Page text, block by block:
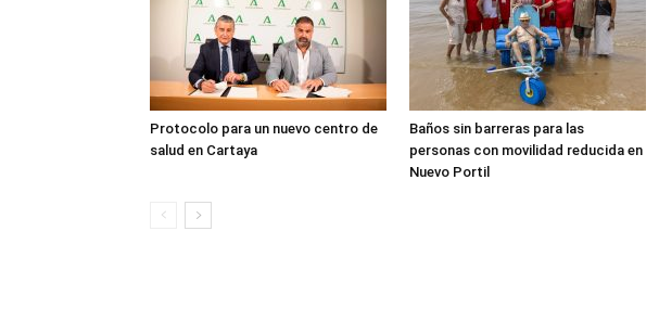
Protocolo para un nuevo centro de
salud en Cartaya
Baños sin barreras para las
personas con movilidad reducida en
Nuevo Portil